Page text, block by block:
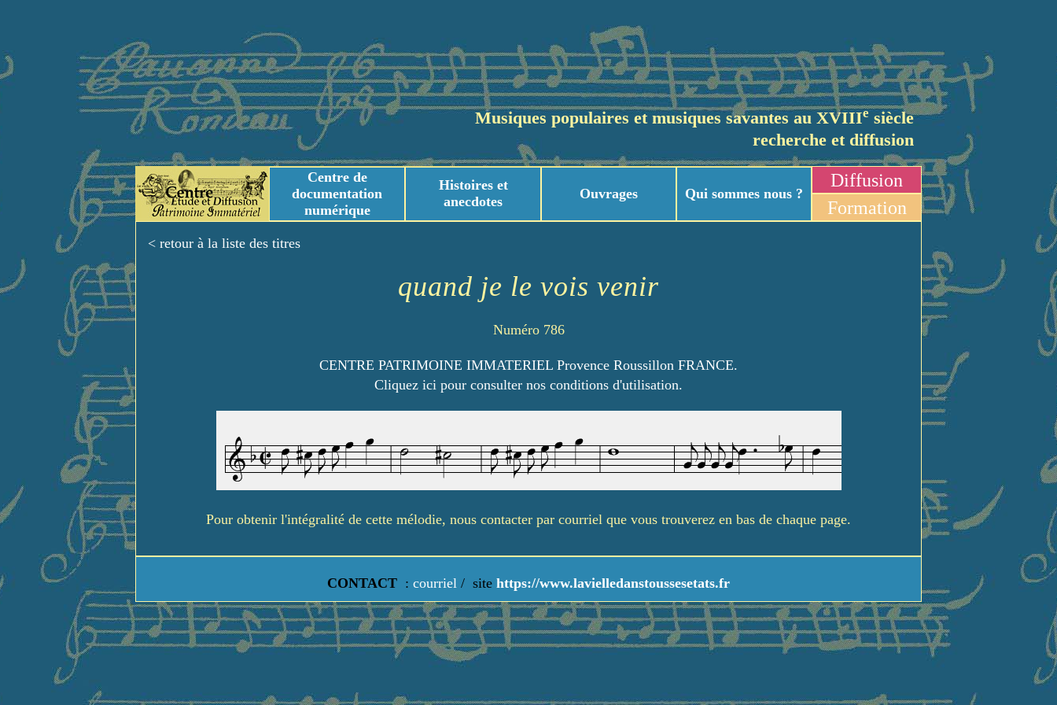
Musiques populaires et musiques savantes au XVIIIesiècle
recherche et diffusion
Centre de
documentation
numérique
Histoires et
anecdotes
Ouvrages Qui sommes nous ?
Diffusion
Formation
< retour à la liste des titres
quand je le vois venir
Numéro 786
CENTRE PATRIMOINE IMMATERIEL Provence Roussillon FRANCE.
Cliquez ici pour consulter nos conditions d'utilisation.
Pour obtenir l'intégralité de cette mélodie, nous contacter par courriel que vous trouverez en bas de chaque page.
CONTACT : courriel / site https://www.lavielledanstoussesetats.fr